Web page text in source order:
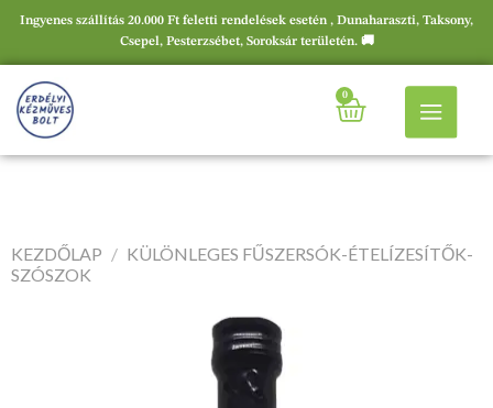
Ingyenes szállítás 20.000 Ft feletti rendelések esetén , Dunaharaszti, Taksony,
Csepel, Pesterzsébet, Soroksár területén. 🚚
0
KEZDŐLAP / KÜLÖNLEGES FŰSZERSÓK-ÉTELÍZESÍTŐK-
SZÓSZOK